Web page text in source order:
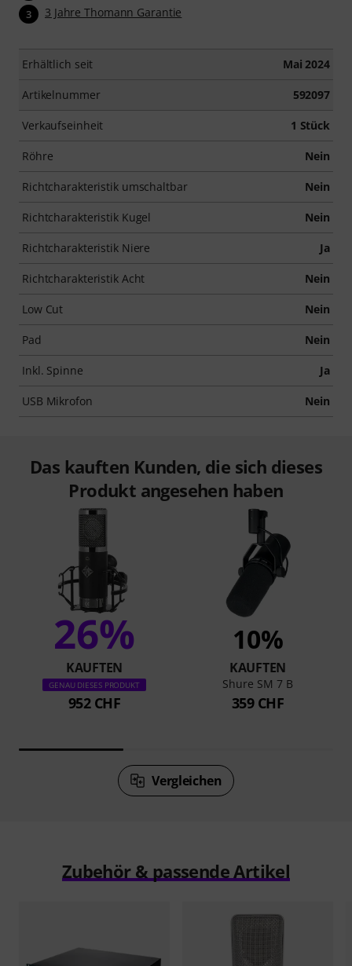
3 3 Jahre Thomann Garantie
Erhältlich seit Mai 2024
Artikelnummer 592097
Verkaufseinheit 1 Stück
Röhre Nein
Richtcharakteristik umschaltbar Nein
Richtcharakteristik Kugel Nein
Richtcharakteristik Niere Ja
Richtcharakteristik Acht Nein
Low Cut Nein
Pad Nein
Inkl. Spinne Ja
USB Mikrofon Nein
Das kauften Kunden, die sich dieses
Produkt angesehen haben
26%
KAUFTEN
GENAU DIESES PRODUKT
952 CHF
10%
KAUFTEN
Shure SM 7 B
359 CHF
Vergleichen
Zubehör & passende Artikel